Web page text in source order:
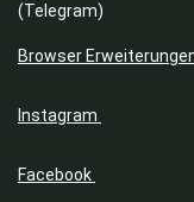
(Telegram)
Browser
Instagram
Facebook